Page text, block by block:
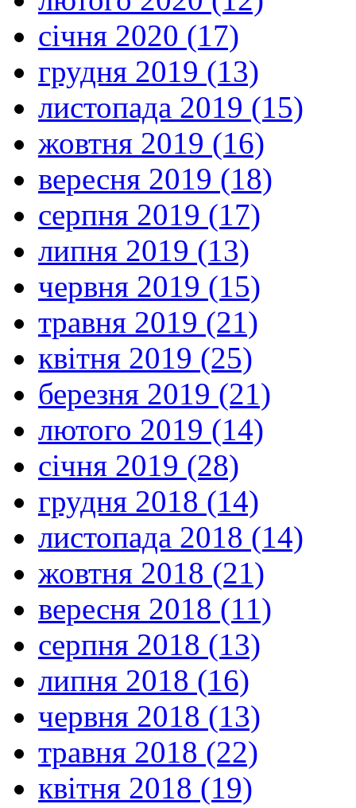
січня 2020 (17)
грудня 2019 (13)
листопада 2019 (15)
жовтня 2019 (16)
вересня 2019 (18)
серпня 2019 (17)
липня 2019 (13)
червня 2019 (15)
травня 2019 (21)
квітня 2019 (25)
березня 2019 (21)
лютого 2019 (14)
січня 2019 (28)
грудня 2018 (14)
листопада 2018 (14)
жовтня 2018 (21)
вересня 2018 (11)
серпня 2018 (13)
липня 2018 (16)
червня 2018 (13)
травня 2018 (22)
квітня 2018 (19)